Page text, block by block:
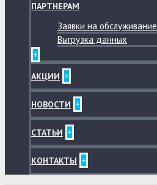
ПАРТНЕРАМ
Заявки на обслуживание
Выгрузка данных
+
АКЦИИ +
НОВОСТИ +
СТАТЬИ +
КОНТАКТЫ +